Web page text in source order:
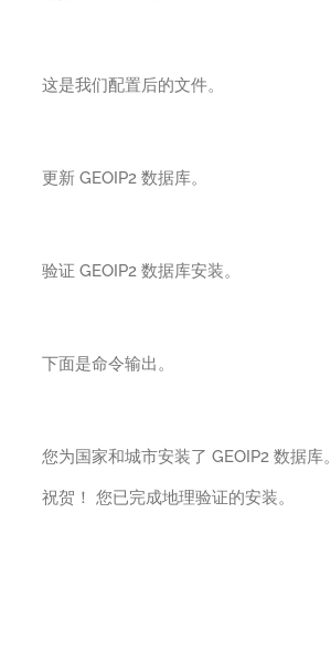
这是我们配置后的文件。
更新 GEOIP2 数据库。
验证 GEOIP2 数据库安装。
下面是命令输出。
您为国家和城市安装了 GEOIP2 数据库。
祝贺！ 您已完成地理验证的安装。